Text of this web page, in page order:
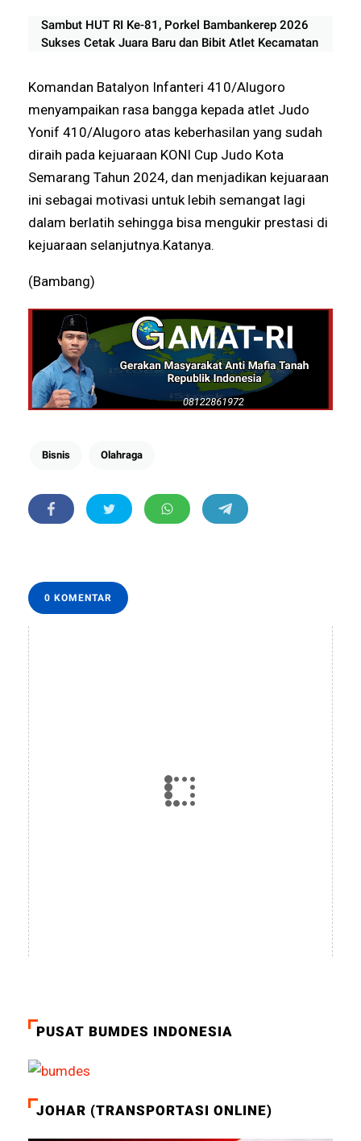
Sambut HUT RI Ke-81, Porkel Bambankerep 2026
Sukses Cetak Juara Baru dan Bibit Atlet Kecamatan
Komandan Batalyon Infanteri 410/Alugoro
menyampaikan rasa bangga kepada atlet Judo
Yonif 410/Alugoro atas keberhasilan yang sudah
diraih pada kejuaraan KONI Cup Judo Kota
Semarang Tahun 2024, dan menjadikan kejuaraan
ini sebagai motivasi untuk lebih semangat lagi
dalam berlatih sehingga bisa mengukir prestasi di
kejuaraan selanjutnya.Katanya.
(Bambang)
Bisnis Olahraga
0 KOMENTAR
PUSAT BUMDES INDONESIA
JOHAR (TRANSPORTASI ONLINE)